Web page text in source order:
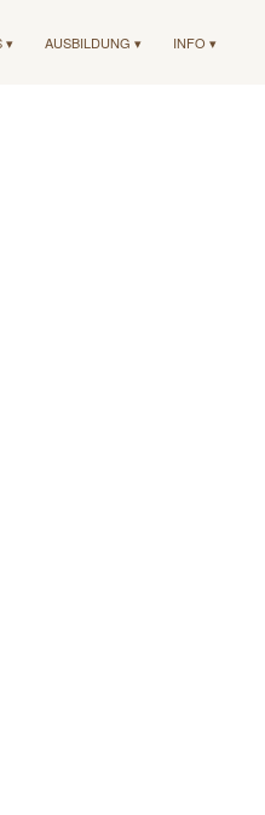
▾ AUSBILDUNG ▾ INFO ▾